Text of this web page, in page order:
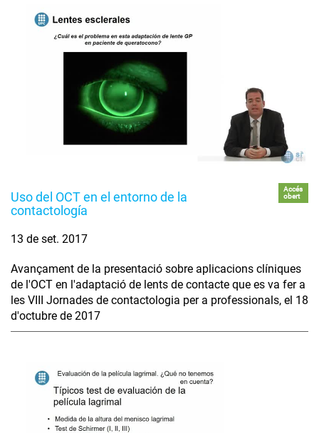
Uso del OCT en el entorno de la
contactología
Accés
obert
13 de set. 2017
Avançament de la presentació sobre aplicacions clíniques
de l'OCT en l'adaptació de lents de contacte que es va fer a
les VIII Jornades de contactologia per a professionals, el 18
d'octubre de 2017